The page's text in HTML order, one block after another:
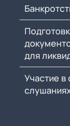
для
Участие